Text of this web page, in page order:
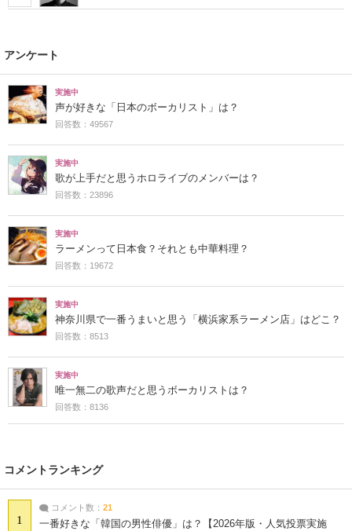
アンケート
実施中
声が好きな「日本のボーカリスト」は？
回答数：49567
実施中
歌が上手だと思うホロライブのメンバーは？
回答数：23896
実施中
ラーメンって日本食？それとも中華料理？
回答数：19672
実施中
神奈川県で一番うまいと思う「横浜家系ラーメン店」はどこ？
回答数：8513
実施中
唯一無二の歌声だと思うボーカリストは？
回答数：8136
コメントランキング
1
コメント数： 21
一番好きな「韓国の男性俳優」は？【2026年版・人気投票実施